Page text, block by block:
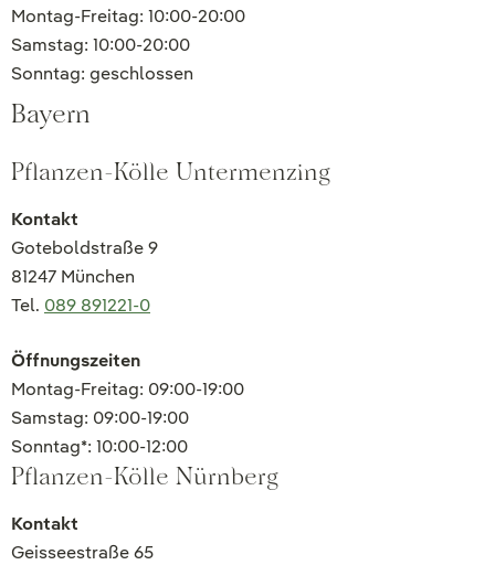
Montag-Freitag: 10:00-20:00
Samstag: 10:00-20:00
Sonntag: geschlossen
Bayern
Pflanzen-Kölle Untermenzing
Kontakt
Goteboldstraße 9
81247 München
Tel. 089 891221-0
Öffnungszeiten
Montag-Freitag: 09:00-19:00
Samstag: 09:00-19:00
Sonntag*: 10:00-12:00
Pflanzen-Kölle Nürnberg
Kontakt
Geisseestraße 65